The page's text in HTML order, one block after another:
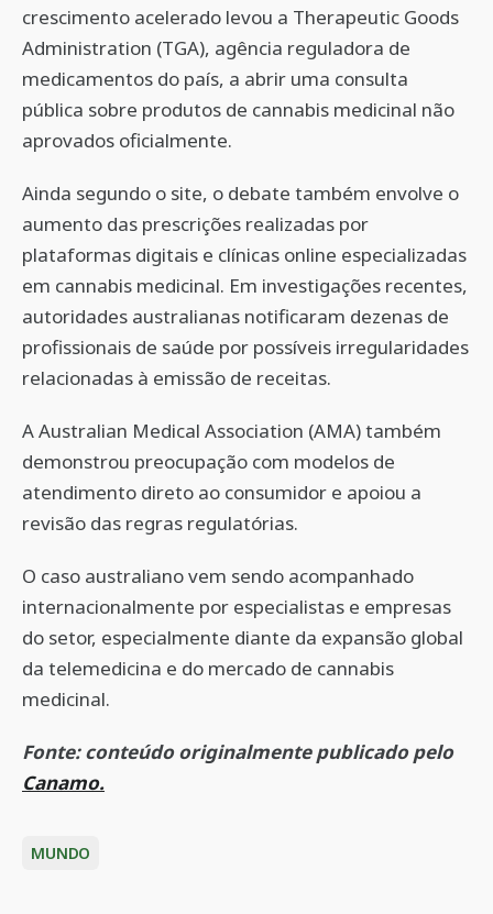
crescimento acelerado levou a Therapeutic Goods
Administration (TGA), agência reguladora de
medicamentos do país, a abrir uma consulta
pública sobre produtos de cannabis medicinal não
aprovados oficialmente.
Ainda segundo o site, o debate também envolve o
aumento das prescrições realizadas por
plataformas digitais e clínicas online especializadas
em cannabis medicinal. Em investigações recentes,
autoridades australianas notificaram dezenas de
profissionais de saúde por possíveis irregularidades
relacionadas à emissão de receitas.
A Australian Medical Association (AMA) também
demonstrou preocupação com modelos de
atendimento direto ao consumidor e apoiou a
revisão das regras regulatórias.
O caso australiano vem sendo acompanhado
internacionalmente por especialistas e empresas
do setor, especialmente diante da expansão global
da telemedicina e do mercado de cannabis
medicinal.
Fonte: conteúdo originalmente publicado pelo
Canamo.
MUNDO